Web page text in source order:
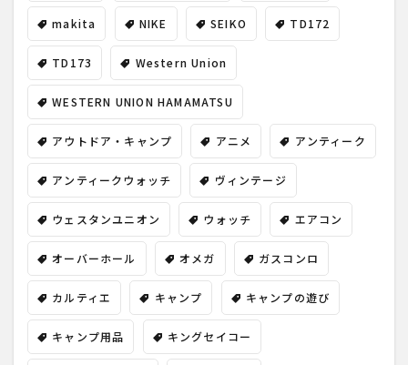
makita NIKE SEIKO TD172
TD173 Western Union
WESTERN UNION HAMAMATSU
アウトドア・キャンプ アニメ アンティーク
アンティークウォッチ ヴィンテージ
ウェスタンユニオン ウォッチ エアコン
オーバーホール オメガ ガスコンロ
カルティエ キャンプ キャンプの遊び
キャンプ用品 キングセイコー